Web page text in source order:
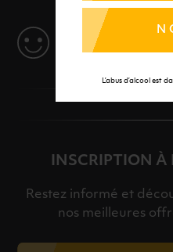
L’abus d’alcool est
SERVICE
Des solutions
INSCRIPTION
Restez informé et
nos meilleures